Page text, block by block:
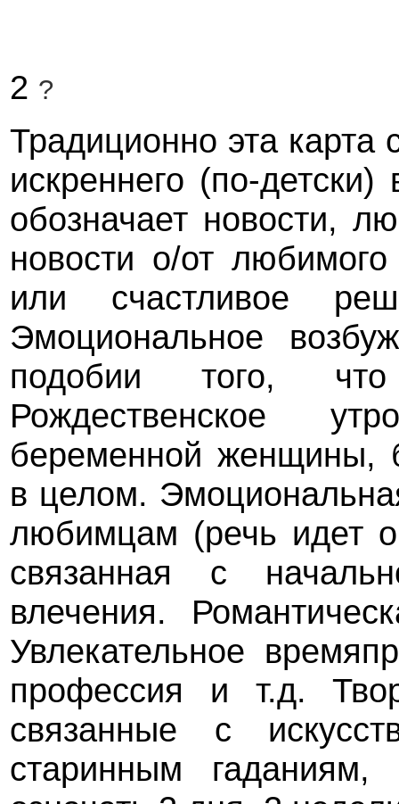
2 ?
Традиционно эта карта
искреннего (по-
обозначает новости,
новости о/от
или счастливое
Эмоциональное
подобии того,
Рождественское
беременной женщины,
в целом.
любимцам (речь идет
связанная с
влечения.
Увлекательное
профессия и т.д.
связанные с
старинным